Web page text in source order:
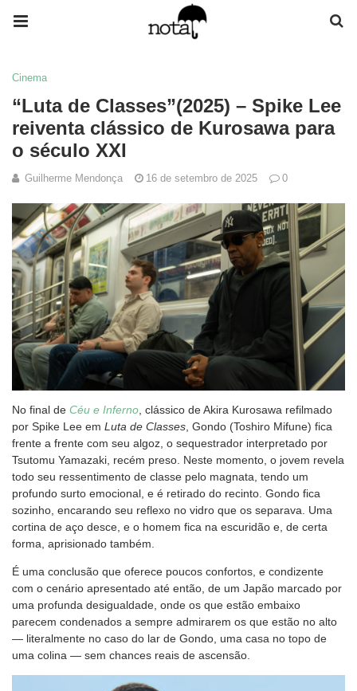
Cinema
“Luta de Classes”(2025) – Spike Lee
reiventa clássico de Kurosawa para
o século XXI
Guilherme Mendonça 16 de setembro de 2025 0
No final de Céu e Inferno , clássico de Akira Kurosawa refilmado
por Spike Lee em Luta de Classes , Gondo (Toshiro Mifune) fica
frente a frente com seu algoz, o sequestrador interpretado por
Tsutomu Yamazaki, recém preso. Neste momento, o jovem revela
todo seu ressentimento de classe pelo magnata, tendo um
profundo surto emocional, e é retirado do recinto. Gondo fica
sozinho, encarando seu reflexo no vidro que os separava. Uma
cortina de aço desce, e o homem fica na escuridão e, de certa
forma, aprisionado também.
É uma conclusão que oferece poucos confortos, e condizente
com o cenário apresentado até então, de um Japão marcado por
uma profunda desigualdade, onde os que estão embaixo
parecem condenados a sempre admirarem os que estão no alto
— literalmente no caso do lar de Gondo, uma casa no topo de
uma colina — sem chances reais de ascensão.